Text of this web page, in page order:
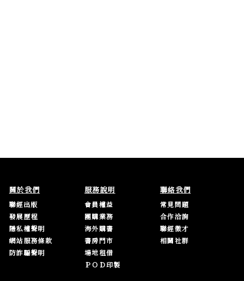
關於我們
聯經出版
發展歷程
隱私權聲明
網站服務條款
防詐騙聲明
服務說明
會員權益
團購業務
海外購書
書房門市
場地租借
ＰＯＤ印製
聯絡我們
常見問題
合作洽詢
聯經徵才
相關社群